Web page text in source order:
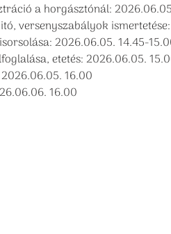
a horgásztónál:
versenyszabályok
2026.06.05. 14.45-
etetés: 2026.06.05.
16.00
16.00